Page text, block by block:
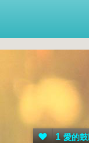
1 愛的